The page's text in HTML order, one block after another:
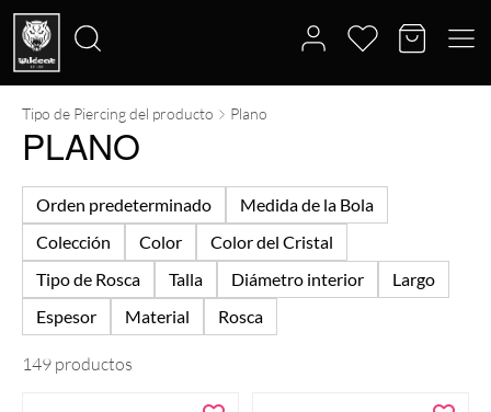
Buscar
por:
Tipo de Piercing del producto Plano
PLANO
Orden predeterminado
Medida de la Bola
Colección
Color
Color del Cristal
Tipo de Rosca
Talla Diámetro interior
Largo
Espesor
Material Rosca
149 productos